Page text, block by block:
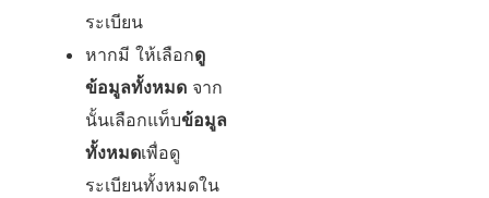
ระเบียน
หากมี ให้เลือกดู
ข้อมูลทั้งหมด จาก
นั้นเลือกแท็บข้อมูล
ทั้งหมดเพื่อดู
ระเบียนทั้งหมดใน